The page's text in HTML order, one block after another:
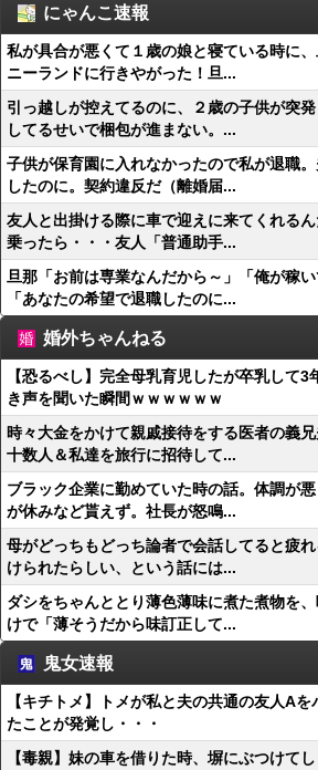
にゃんこ速報
私が具合が悪くて１歳の娘と寝ている時に
ニーランドに行きやがった！旦...
引っ越しが控えてるのに、２歳の子供が突
してるせいで梱包が進まない。...
子供が保育園に入れなかったので私が退職
したのに。契約違反だ（離婚届...
友人と出掛ける際に車で迎えに来てくれる
乗ったら・・・友人「普通助手...
旦那「お前は専業なんだから～」「俺が稼
「あなたの希望で退職したのに...
婚外ちゃんねる
【恐るべし】完全母乳育児したが卒乳して
き声を聞いた瞬間ｗｗｗｗｗｗ
時々大金をかけて親戚接待をする医者の義
十数人＆私達を旅行に招待して...
ブラック企業に勤めていた時の話。体調が
が休みなど貰えず。社長が怒鳴...
母がどっちもどっち論者で会話してると疲
けられたらしい、という話には...
ダシをちゃんととり薄色薄味に煮た煮物を
けで「薄そうだから味訂正して...
鬼女速報
【キチトメ】トメが私と夫の共通の友人A
たことが発覚し・・・
【毒親】妹の車を借りた時、塀にぶつけて